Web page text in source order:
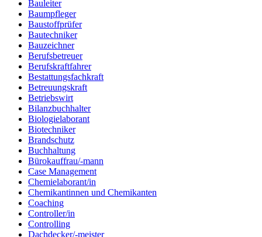
Bauleiter
Baumpfleger
Baustoffprüfer
Bautechniker
Bauzeichner
Berufsbetreuer
Berufskraftfahrer
Bestattungsfachkraft
Betreuungskraft
Betriebswirt
Bilanzbuchhalter
Biologielaborant
Biotechniker
Brandschutz
Buchhaltung
Bürokauffrau/-mann
Case Management
Chemielaborant/in
Chemikantinnen und Chemikanten
Coaching
Controller/in
Controlling
Dachdecker/-meister